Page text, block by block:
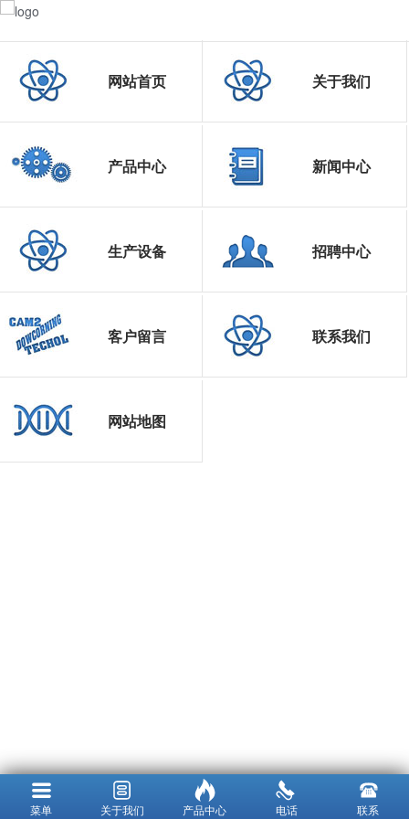
网站首页 关于我们
产品中心 新闻中心
生产设备 招聘中心
客户留言 联系我们
网站地图
菜单 关于我们 产品中心 电话 联系